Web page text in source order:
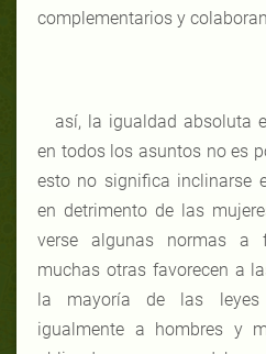
complementarios y
así, la igualdad absoluta
en todos los asuntos no es
esto no significa inclinarse
en detrimento de las
verse algunas normas a
muchas otras favorecen a
la mayoría de las leyes
igualmente a hombres y